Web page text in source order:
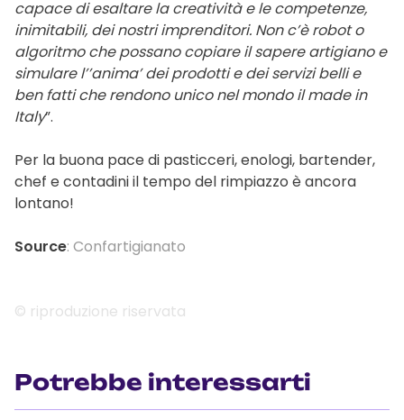
capace di esaltare la creatività e le competenze,
inimitabili, dei nostri imprenditori. Non c’è robot o
algoritmo che possano copiare il sapere artigiano e
simulare l’’anima’ dei prodotti e dei servizi belli e
ben fatti che rendono unico nel mondo il made in
Italy”.
Per la buona pace di pasticceri, enologi, bartender,
chef e contadini il tempo del rimpiazzo è ancora
lontano!
Source: Confartigianato
© riproduzione riservata
Potrebbe interessarti